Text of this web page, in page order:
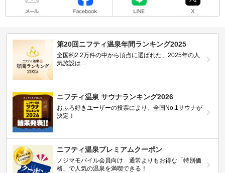
第20回ニフティ温泉年間ランキング2025
全国約2.2万件の中から頂点に選ばれた、2025年の人
気施設は…
ニフティ温泉 サウナランキング2026
おふろ好きユーザーの投票により、全国No.1サウナが
決定！
ニフティ温泉プレミアムクーポン
ノジマモバイル会員向け 通常よりもお得な「特別価
格」で人気の温泉を満喫できる！